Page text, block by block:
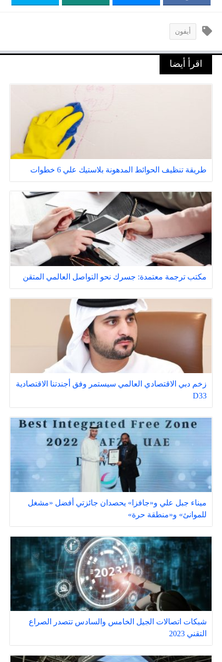
أيفون
اقرأ أيضا
طريقة تنظيف الحوائط المدهونة بلاستيك علي 6 خطوات
مكتب ترجمة معتمدة: جسرك نحو التواصل العالمي المتقن
زخم دبي الاقتصادي العالمي سيستمر وفق أجندتنا الاقتصادية
D33
ميناء جبل علي و«جافزا» يحصدان جائزتي أفضل «مشغل
للموانئ» و«منطقة حرة»
شبكات اتصالات الجيل الخامس والسادس تتصدر الصراع
التقني 2023